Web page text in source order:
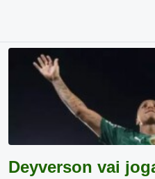
Deyverson vai